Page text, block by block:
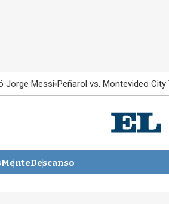
Jorge Messi Peñarol vs. Montevideo City
MenteDescanso